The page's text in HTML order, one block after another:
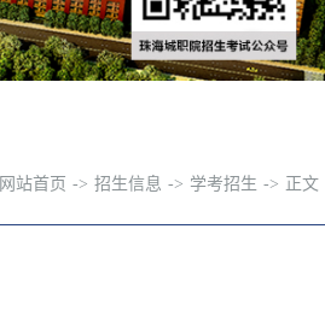
网站首页 -> 招生信息 -> 学考招生 -> 正文